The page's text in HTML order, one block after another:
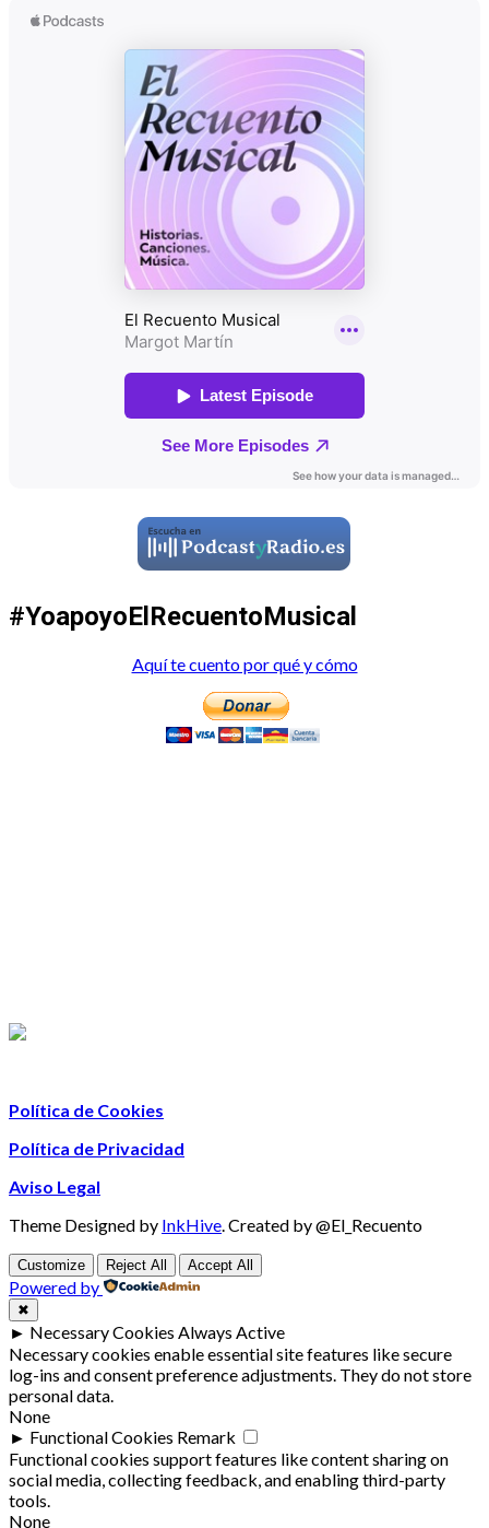
#YoapoyoElRecuentoMusical
Aquí te cuento por qué y cómo
Política de Cookies
Política de Privacidad
Aviso Legal
Theme Designed by InkHive Created by @El_Recuento
Customize Reject All Accept All
Powered by
✖
► Necessary Cookies Always Active
Necessary cookies enable essential site features like secure
log-ins and consent preference adjustments. They do not store
personal data.
None
► Functional Cookies Remark
Functional cookies support features like content sharing on
social media, collecting feedback, and enabling third-party
tools.
None